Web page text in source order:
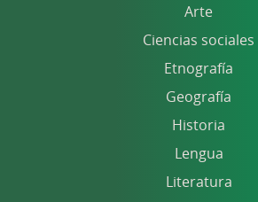
Arte
Ciencias sociales
Etnografía
Geografía
Historia
Lengua
Literatura